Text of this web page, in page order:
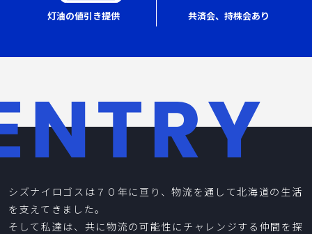
灯油の値引き提供 共済会、持株会あり
シズナイロゴスは７０年に亘り、物流を通して北海道の生活
を支えてきました。
そして私達は、共に物流の可能性にチャレンジする仲間を探